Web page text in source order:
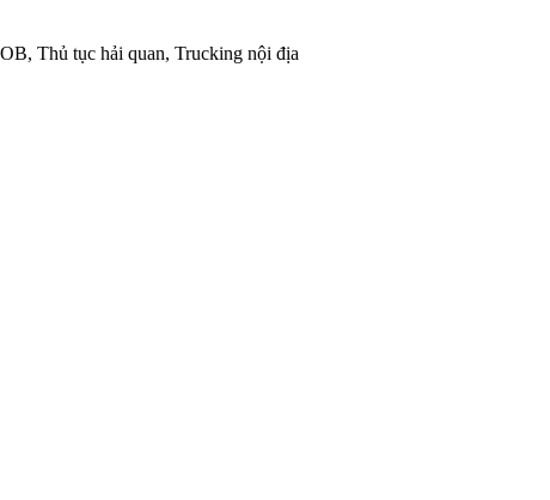
Thủ tục hải quan, Trucking nội địa